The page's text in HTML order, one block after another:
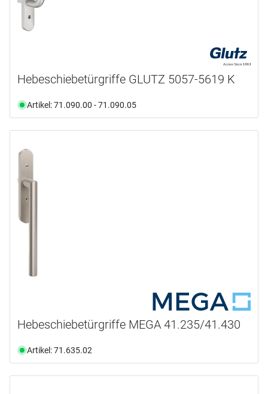
Hebeschiebetürgriffe GLUTZ 5057-5619 K
Artikel: 71.090.00 - 71.090.05
Hebeschiebetürgriffe MEGA 41.235/41.430
Artikel: 71.635.02